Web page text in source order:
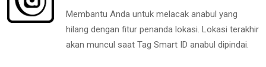
Membantu Anda untuk melacak anabul yang
hilang dengan fitur penanda lokasi. Lokasi terakhir
akan muncul saat Tag Smart ID anabul dipindai.